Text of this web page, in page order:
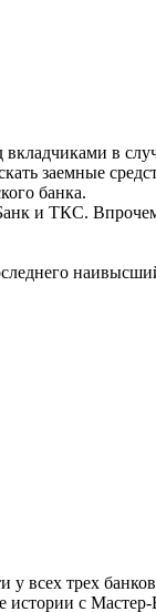
в
заемные
банка.
и ТКС.
всех трех
истории с Мастер-